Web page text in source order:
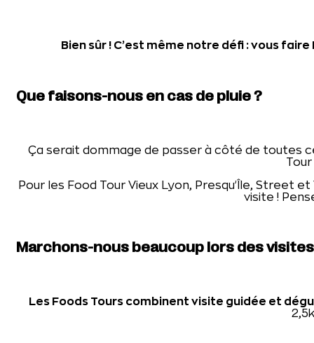
Bien sûr ! C’est même notre défi : vous
Que faisons-nous en cas de pluie ?
Ça serait dommage de passer à côté de toutes
Pour les Food Tour Vieux Lyon, Presqu’Île,
visite !
Marchons-nous beaucoup lors des
Les Foods Tours combinent visite guidée et